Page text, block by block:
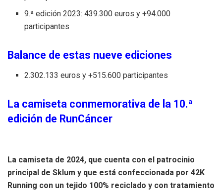
9.ª edición 2023: 439.300 euros y +94.000
participantes
Balance de estas nueve ediciones
2.302.133 euros y +515.600 participantes
La camiseta conmemorativa de la 10.ª
edición de RunCáncer
La camiseta de 2024, que cuenta con el patrocinio
principal de Sklum y que está confeccionada por 42K
Running con un tejido 100% reciclado y con tratamiento